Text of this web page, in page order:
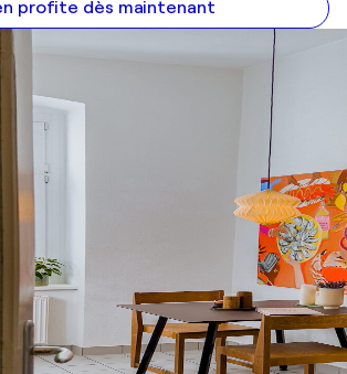
profite dès maintenant